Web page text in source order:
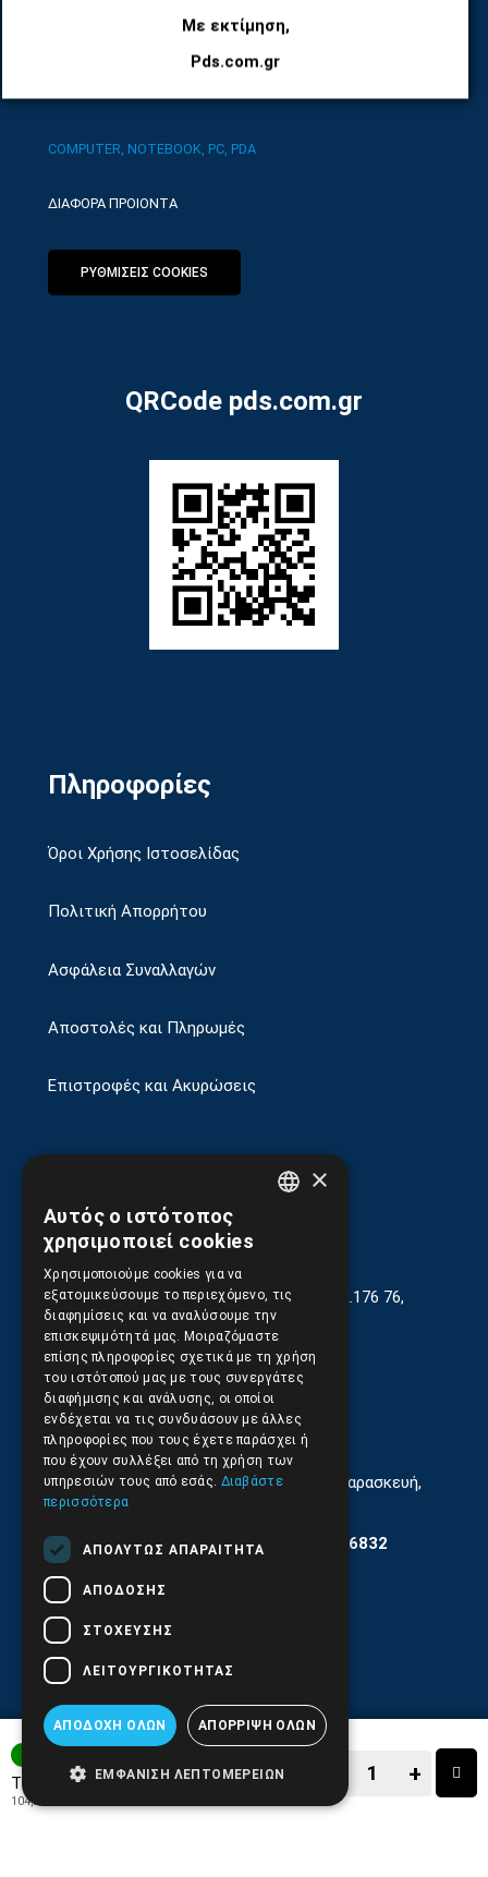
Με εκτίμηση,
Pds.com.gr
Τιμή: 129,90€
104,76€
+
COMPUTER, NOTEBOOK, PC, PDA
ΔΙΑΦΟΡΑ ΠΡΟΙΟΝΤΑ
ΡΥΘΜΙΣΕΙΣ COOKIES
QRCode pds.com.gr
Πληροφορίες
Όροι Χρήσης Ιστοσελίδας
Πολιτική Απορρήτου
Ασφάλεια Συναλλαγών
Αποστολές και Πληρωμές
Επιστροφές και Ακυρώσεις
Γεωργίου Κρέμου 13-17, Καλλιθέα, Τ.Κ.176 76,
Αθήνα, Ελλάδα
210.9566.401(11.30-17.00)
210.9566.402
Email:info@pds.com.gr
Εξυπηρέτηση Κοινού Δευτέρα έως Παρασκευή,
11:30 - 17.00
Αρ. ΓΕΜΗ 6204101000 | Αρ. ΕΜΠΑ 6832
×
Αυτός ο ιστότοπος
χρησιμοποιεί cookies
Χρησιμοποιούμε cookies για να
εξατομικεύσουμε το περιεχόμενο, τις
διαφημίσεις και να αναλύσουμε την
επισκεψιμότητά μας. Μοιραζόμαστε
επίσης πληροφορίες σχετικά με τη χρήση
του ιστότοπού μας με τους συνεργάτες
διαφήμισης και ανάλυσης, οι οποίοι
ενδέχεται να τις συνδυάσουν με άλλες
πληροφορίες που τους έχετε παράσχει ή
που έχουν συλλέξει από τη χρήση των
υπηρεσιών τους από εσάς. Διαβάστε
περισσότερα
ΑΠΟΛΎΤΩΣ ΑΠΑΡΑΊΤΗΤΑ
ΑΠΌΔΟΣΗΣ
ΣΤΌΧΕΥΣΗΣ
ΛΕΙΤΟΥΡΓΙΚΌΤΗΤΑΣ
ΑΠΟΔΟΧΉ ΌΛΩΝ ΑΠΌΡΡΙΨΗ ΌΛΩΝ
ΕΜΦΆΝΙΣΗ ΛΕΠΤΟΜΕΡΕΙΏΝ